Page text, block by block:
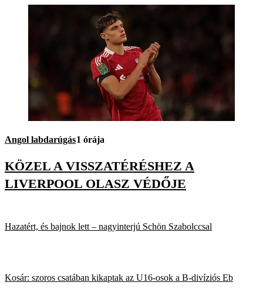
Angol labdarúgás1 órája
KÖZEL A VISSZATÉRÉSHEZ A
LIVERPOOL OLASZ VÉDŐJE
Hazatért, és bajnok lett – nagyinterjú Schön Szabolccsal
Kosár: szoros csatában kikaptak az U16-osok a B-divíziós Eb